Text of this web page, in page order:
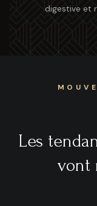
digestive et
Les
vont